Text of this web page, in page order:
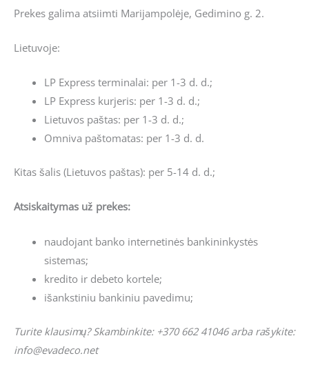
Prekes galima atsiimti Marijampolėje, Gedimino g. 2.
Lietuvoje:
LP Express terminalai: per 1-3 d. d.;
LP Express kurjeris: per 1-3 d. d.;
Lietuvos paštas: per 1-3 d. d.;
Omniva paštomatas: per 1-3 d. d.
Kitas šalis (Lietuvos paštas): per 5-14 d. d.;
Atsiskaitymas už prekes:
naudojant banko internetinės bankininkystės
sistemas;
kredito ir debeto kortele;
išankstiniu bankiniu pavedimu;
Turite klausimų? Skambinkite: +370 662 41046 arba rašykite:
info@evadeco.net